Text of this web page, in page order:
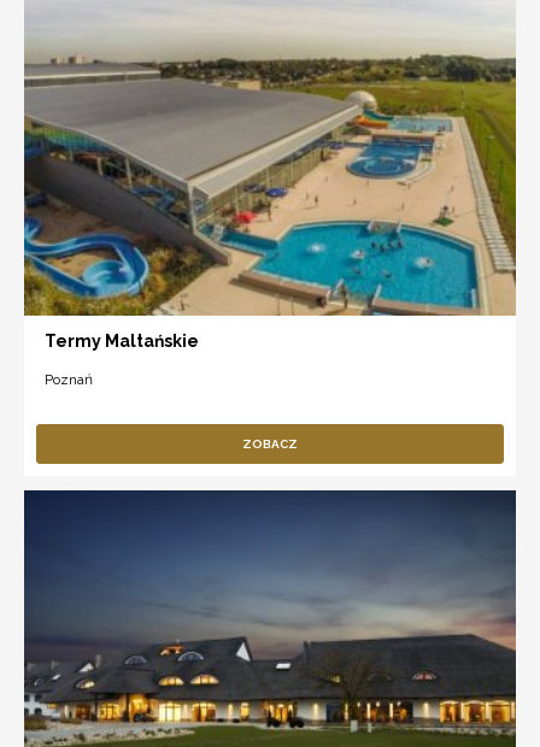
Termy Maltańskie
Poznań
ZOBACZ